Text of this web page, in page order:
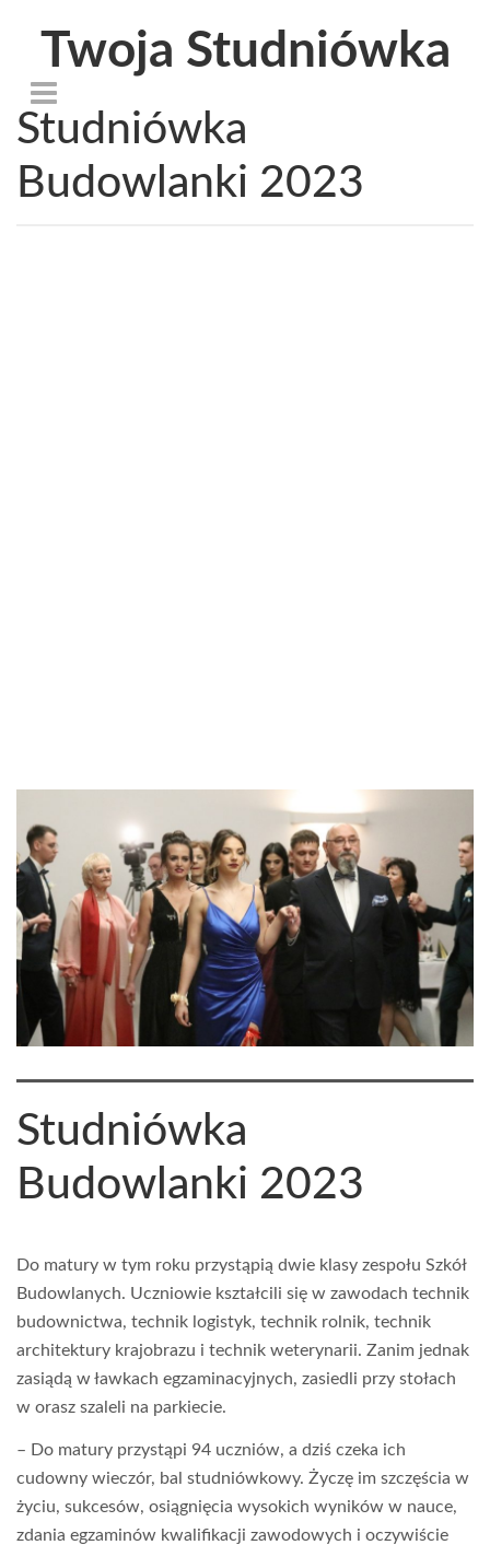
Twoja Studniówka
Studniówka
Budowlanki 2023
Studniówka
Budowlanki 2023
Do matury w tym roku przystąpią dwie klasy zespołu Szkół
Budowlanych. Uczniowie kształcili się w zawodach technik
budownictwa, technik logistyk, technik rolnik, technik
architektury krajobrazu i technik weterynarii. Zanim jednak
zasiądą w ławkach egzaminacyjnych, zasiedli przy stołach
w orasz szaleli na parkiecie.
– Do matury przystąpi 94 uczniów, a dziś czeka ich
cudowny wieczór, bal studniówkowy. Życzę im szczęścia w
życiu, sukcesów, osiągnięcia wysokich wyników w nauce,
zdania egzaminów kwalifikacji zawodowych i oczywiście